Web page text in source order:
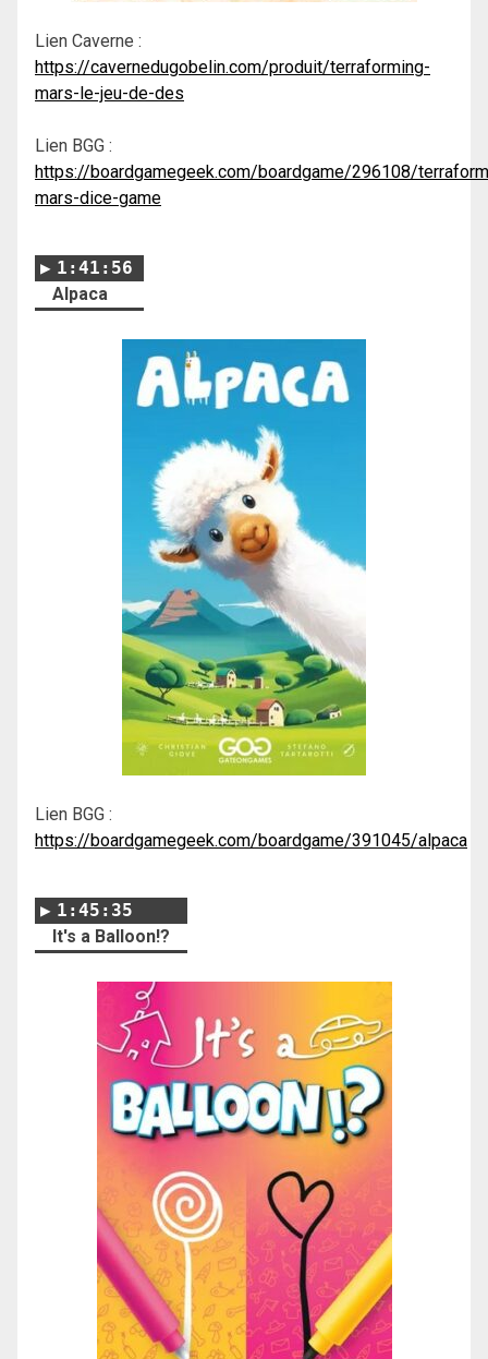
Lien Caverne :
https://cavernedugobelin.com/produit/terraforming-
mars-le-jeu-de-des
Lien BGG :
https://boardgamegeek.com/boardgame/296108/
mars-dice-game
1:41:56
Alpaca
Lien BGG :
https://boardgamegeek.com/boardgame/391045/alpaca
1:45:35
It's a Balloon!?